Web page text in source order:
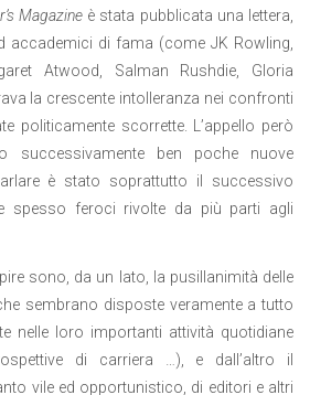
Magazineè stata pubblicata una lettera,
accademici di fama (come JK Rowling,
Atwood, Salman Rushdie, Gloria
la crescente intolleranza nei confronti
politicamente scorrette. L’appello però
successivamente ben poche nuove
è stato soprattutto il successivo
spesso feroci rivolte da più parti agli
sono, da un lato, la pusillanimità delle
sembrano disposte veramente a tutto
nelle loro importanti attività quotidiane
di carriera …), e dall’altro il
vile ed opportunistico, di editori e altri